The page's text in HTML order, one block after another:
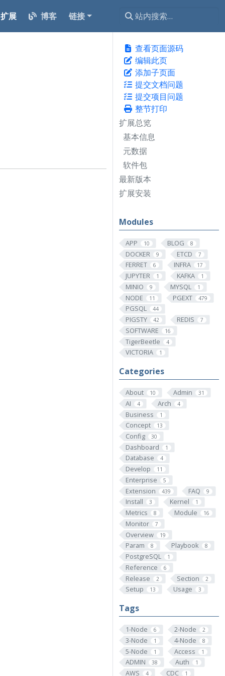
扩展 博客 链接
查看页面源码
编辑此页
添加子页面
提交文档问题
提交项目问题
整节打印
扩展总览
基本信息
元数据
软件包
最新版本
扩展安装
Modules
APP 10 BLOG 8
DOCKER 9 ETCD 7
FERRET 6 INFRA 17
JUPYTER 1 KAFKA 1
MINIO 9 MYSQL 1
NODE 11 PGEXT 479
PGSQL 44
PIGSTY 42 REDIS 7
SOFTWARE 16
TigerBeetle 4
VICTORIA 1
Categories
About 10 Admin 31
AI 4 Arch 4
Business 1
Concept 13
Config 30
Dashboard 1
Database 4
Develop 11
Enterprise 5
Extension 439 FAQ 9
Install 3 Kernel 1
Metrics 8 Module 16
Monitor 7
Overview 19
Param 8 Playbook 8
PostgreSQL 1
Reference 6
Release 2 Section 2
Setup 13 Usage 3
Tags
1-Node 6 2-Node 2
3-Node 1 4-Node 8
5-Node 1 Access 1
ADMIN 38 Auth 1
AWS 4 CDC 1